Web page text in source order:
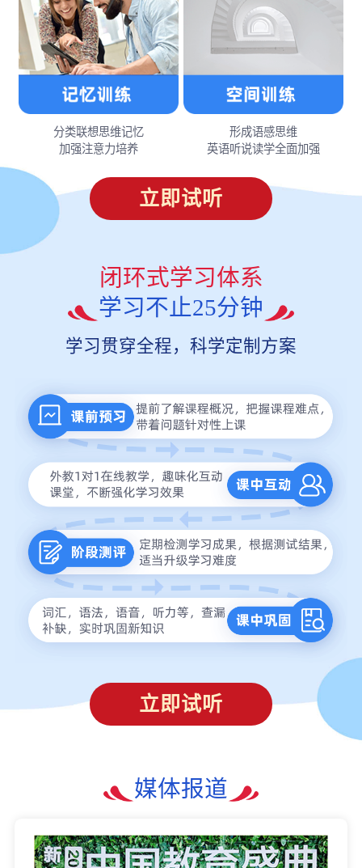
分类联想思维记忆
加强注意力培养
形成语感思维
英语听说读学全面加强
立即试听
闭环式学习体系
学习不止25分钟
学习贯穿全程，科学定制方案
立即试听
媒体报道